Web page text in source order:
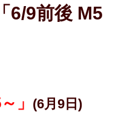
6/9前後 M5
」 (6月9日)